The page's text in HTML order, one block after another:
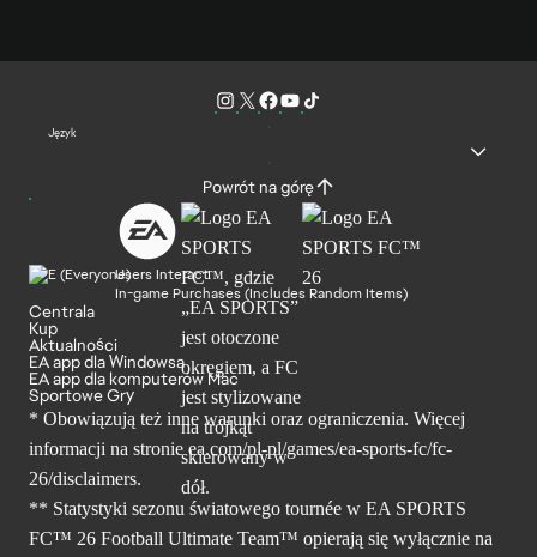
Język
Powrót na górę
Users Interact
In-game Purchases (Includes Random Items)
Centrala
Kup
Aktualności
EA app dla Windowsa
EA app dla komputerów Mac
Sportowe Gry
* Obowiązują też inne warunki oraz ograniczenia. Więcej
informacji na stronie ea.com/pl-pl/games/ea-sports-fc/fc-
26/disclaimers.
** Statystyki sezonu światowego tournée w EA SPORTS
FC™ 26 Football Ultimate Team™ opierają się wyłącznie na